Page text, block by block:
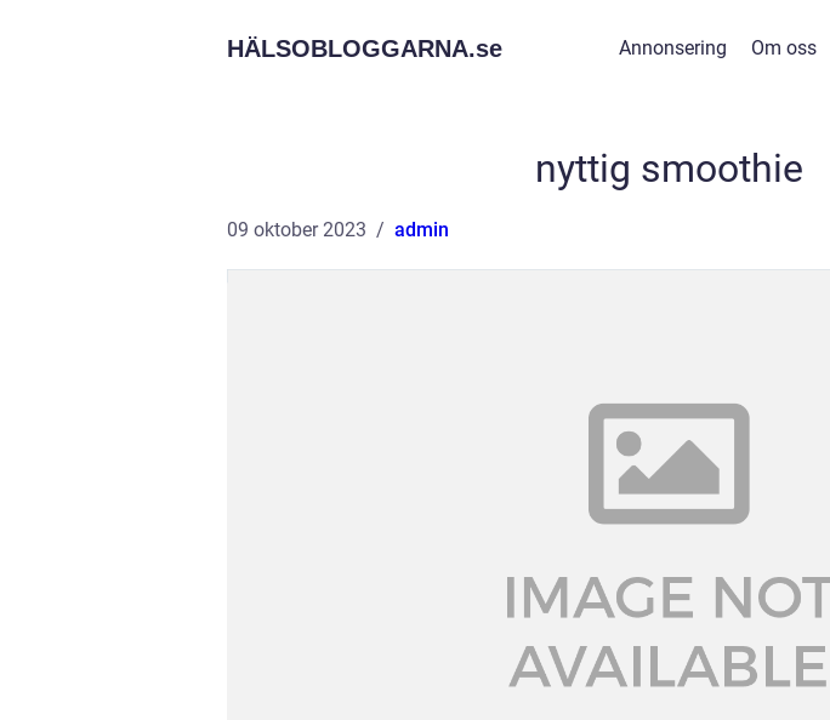
HÄLSOBLOGGARNA.se Annonsering Om oss
nyttig smoothie
09 oktober 2023 admin